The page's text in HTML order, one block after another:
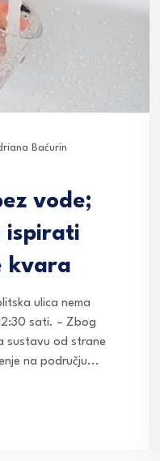
Baćurin
vode;
ispirati
kvara
ulica nema
sati. – Zbog
sustavu od strane
na području...